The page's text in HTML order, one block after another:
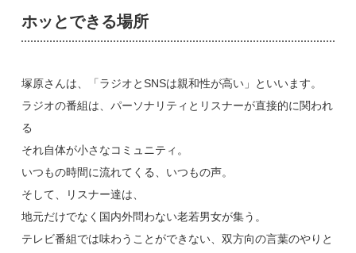
ホッとできる場所
塚原さんは、「ラジオとSNSは親和性が高い」といいます。
ラジオの番組は、パーソナリティとリスナーが直接的に関われ
る
それ自体が小さなコミュニティ。
いつもの時間に流れてくる、いつもの声。
そして、リスナー達は、
地元だけでなく国内外問わない老若男女が集う。
テレビ番組では味わうことができない、双方向の言葉のやりと